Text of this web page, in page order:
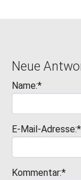
Neue
Name:*
E-Mail-Adresse:*
Kommentar:*